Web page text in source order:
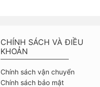
CHÍNH SÁCH VÀ ĐIỀU
KHOẢN
Chính sách vận chuyển
Chính sách bảo mật